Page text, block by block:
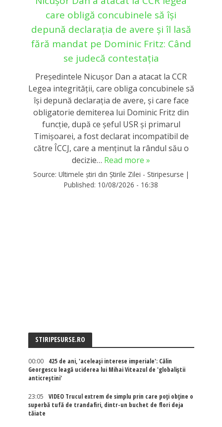
care obligă concubinele să își
depună declarația de avere și îl lasă
fără mandat pe Dominic Fritz: Când
se judecă contestația
Președintele Nicușor Dan a atacat la CCR
Legea integrității, care obliga concubinele să
își depună declarația de avere, și care face
obligatorie demiterea lui Dominic Fritz din
funcție, după ce șeful USR și primarul
Timișoarei, a fost declarat incompatibil de
către ÎCCJ, care a menținut la rândul său o
decizie… Read more »
Source: Ultimele știri din Știrile Zilei - Stiripesurse |
Published: 10/08/2026 - 16:38
STIRIPESURSE.RO
00:00
425 de ani, 'aceleași interese imperiale': Călin
Georgescu leagă uciderea lui Mihai Viteazul de 'globaliștii
anticreștini'
23:05
VIDEO Trucul extrem de simplu prin care poți obține o
superbă tufă de trandafiri, dintr-un buchet de flori deja
tăiate